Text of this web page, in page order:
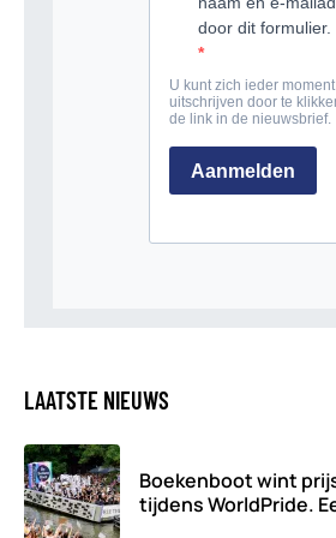
LAATSTE NIEUWS
Boekenboot wint
tijdens WorldPride.